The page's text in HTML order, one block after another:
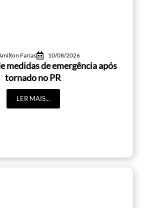
Farias 10/08/2026
medidas de emergência após
tornado no PR
LER MAIS...